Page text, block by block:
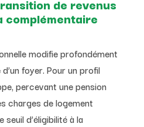
de revenus
complémentaire
modifie profondément
foyer. Pour un profil
percevant une pension
charges de logement
d’éligibilité à la